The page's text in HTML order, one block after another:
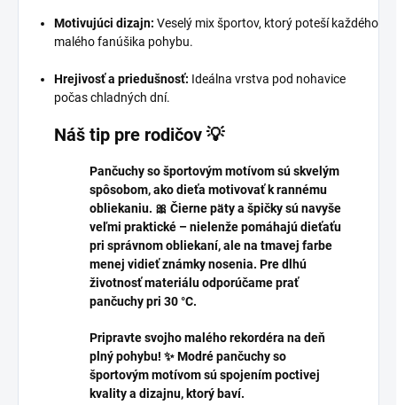
Motivujúci dizajn: Veselý mix športov, ktorý poteší každého
malého fanúšika pohybu.
Hrejivosť a priedušnosť: Ideálna vrstva pod nohavice
počas chladných dní.
Náš tip pre rodičov 💡
Pančuchy so športovým motívom sú skvelým
spôsobom, ako dieťa motivovať k rannému
obliekaniu. 🎀 Čierne päty a špičky sú navyše
veľmi praktické – nielenže pomáhajú dieťaťu
pri správnom obliekaní, ale na tmavej farbe
menej vidieť známky nosenia. Pre dlhú
životnosť materiálu odporúčame prať
pančuchy pri 30 °C.
Pripravte svojho malého rekordéra na deň
plný pohybu! ✨ Modré pančuchy so
športovým motívom sú spojením poctivej
kvality a dizajnu, ktorý baví.